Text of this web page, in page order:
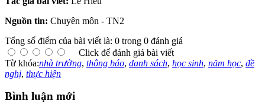
Nguồn tin: Chuyên môn - TN2
Tổng số điểm của bài viết là: 0 trong 0 đánh giá
Click để đánh giá bài viết
Từ khóa:nhà trường, thông báo, danh sách, học sinh, năm học, đề
nghị, thực hiện
Bình luận mới